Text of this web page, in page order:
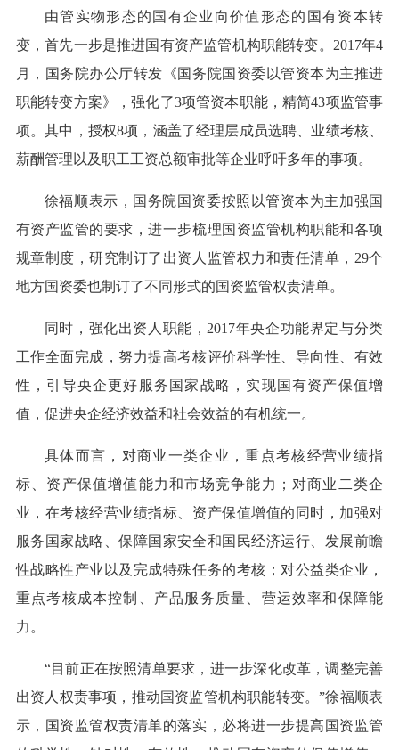
由管实物形态的国有企业向价值形态的国有资本转
变，首先一步是推进国有资产监管机构职能转变。2017年4
月，国务院办公厅转发《国务院国资委以管资本为主推进
职能转变方案》，强化了3项管资本职能，精简43项监管事
项。其中，授权8项，涵盖了经理层成员选聘、业绩考核、
薪酬管理以及职工工资总额审批等企业呼吁多年的事项。
徐福顺表示，国务院国资委按照以管资本为主加强国
有资产监管的要求，进一步梳理国资监管机构职能和各项
规章制度，研究制订了出资人监管权力和责任清单，29个
地方国资委也制订了不同形式的国资监管权责清单。
同时，强化出资人职能，2017年央企功能界定与分类
工作全面完成，努力提高考核评价科学性、导向性、有效
性，引导央企更好服务国家战略，实现国有资产保值增
值，促进央企经济效益和社会效益的有机统一。
具体而言，对商业一类企业，重点考核经营业绩指
标、资产保值增值能力和市场竞争能力；对商业二类企
业，在考核经营业绩指标、资产保值增值的同时，加强对
服务国家战略、保障国家安全和国民经济运行、发展前瞻
性战略性产业以及完成特殊任务的考核；对公益类企业，
重点考核成本控制、产品服务质量、营运效率和保障能
力。
“目前正在按照清单要求，进一步深化改革，调整完善
出资人权责事项，推动国资监管机构职能转变。”徐福顺表
示，国资监管权责清单的落实，必将进一步提高国资监管